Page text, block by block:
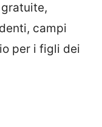
campi
per i figli dei